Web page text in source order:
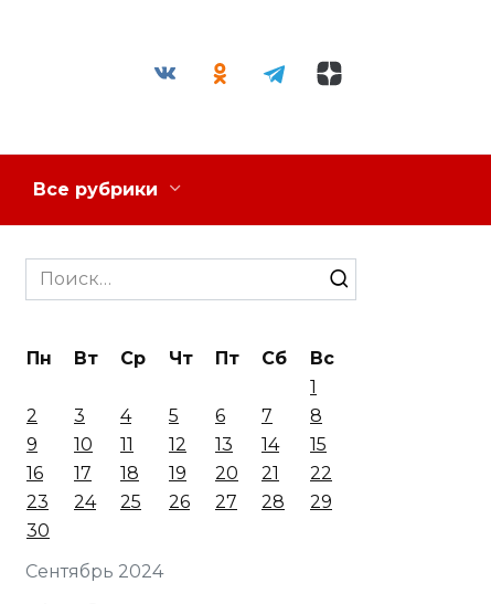
Все рубрики
Search
for:
Сентябрь 2024
Пн Вт Ср Чт Пт Сб
Вс
1
2
3 4 5 6 7
8
9
10 11 12 13 14
15
16
17 18 19 20 21
22
23
24 25 26 27 28
29
30